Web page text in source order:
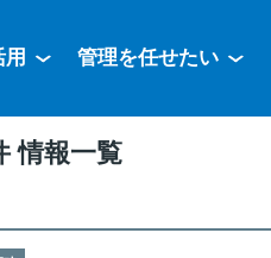
管理を任せたい
情報一覧